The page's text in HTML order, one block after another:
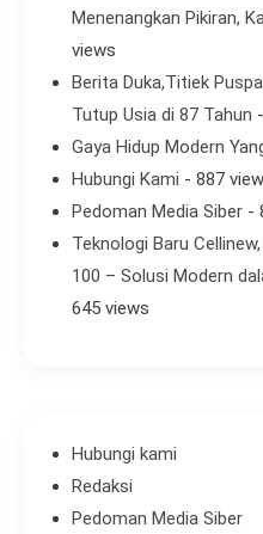
Menenangkan Pikiran,
views
Berita Duka,Titiek
Tutup Usia di 87 Tahun
Gaya Hidup Modern
Hubungi Kami - 887
Pedoman Media Siber -
Teknologi Baru
100 – Solusi Modern
645 views
Hubungi kami
Redaksi
Pedoman Media Siber